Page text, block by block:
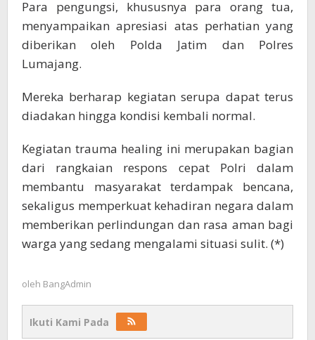
Para pengungsi, khususnya para orang tua,
menyampaikan apresiasi atas perhatian yang
diberikan oleh Polda Jatim dan Polres
Lumajang.
Mereka berharap kegiatan serupa dapat terus
diadakan hingga kondisi kembali normal.
Kegiatan trauma healing ini merupakan bagian
dari rangkaian respons cepat Polri dalam
membantu masyarakat terdampak bencana,
sekaligus memperkuat kehadiran negara dalam
memberikan perlindungan dan rasa aman bagi
warga yang sedang mengalami situasi sulit. (*)
oleh BangAdmin
Ikuti Kami Pada